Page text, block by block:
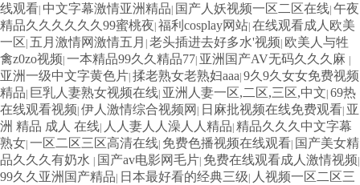
线观看| 中文字幕激情亚洲精品| 国产人妖视频一区二区在线| 午夜
精品久久久久久久99蜜桃夜| 福利cosplay网站| 在线观看成人欧美
一区| 五月激情网激情五月 | 老头插进去好多水'视频| 欧美人与牲
禽z0zo视频| 一本精品99久久精品77| 亚洲国产AV无码久久久麻 |
亚洲一级中文字黄色片| 揉老熟女老熟妇aaa| 9久9久女女免费视频
精品| 巨乳人妻熟女视频在线| 亚洲人妻一区,二区,三区,中文| 69热
在线观看视频| 伊人激情综合视频网 | 日麻批视频在线免费观看| 亚
洲 精品 成人 在线| 人人妻人人澡人人精品| 精品久久久中文字幕
熟女| 一区二区三区高清在线| 免费色播视频在线观看| 国产美女精
品久久久有奶水 | 国产av电影网毛片| 免费在线观看成人激情视频|
99久久亚洲国产精品| 日本最好看的经典三级| 人视频一区二区三